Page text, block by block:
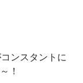
ンスタントに
！